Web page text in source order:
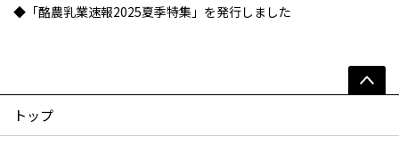
◆「酪農乳業速報2025夏季特集」を発行しました
トップ